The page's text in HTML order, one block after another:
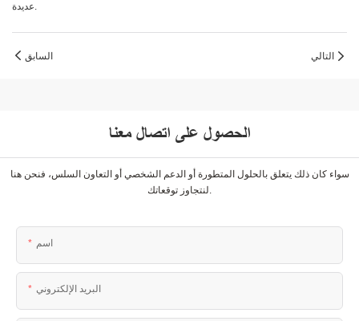
عديدة.
السابق التالي
الحصول على اتصال معنا
سواء كان ذلك يتعلق بالحلول المتطورة أو الدعم الشخصي أو التعاون السلس، فنحن هنا
اسم
البريد الإلكتروني